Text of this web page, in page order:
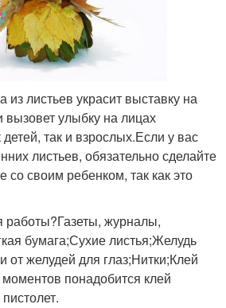
листьев украсит выставку на
вызовет улыбку на лицах
так и взрослых.Если у вас
листьев, обязательно сделайте
со своим ребенком, так как это
работы?Газеты, журналы,
бумага;Сухие листья;Желудь
от желудей для глаз;Нитки;Клей
понадобится клей